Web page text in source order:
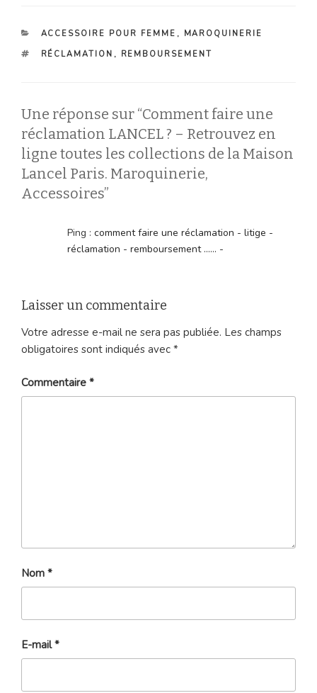
CATÉGORIES
ACCESSOIRE POUR FEMME , MAROQUINERIE
ÉTIQUETTES
RÉCLAMATION , REMBOURSEMENT
Une réponse sur “Comment faire une
réclamation LANCEL ? – Retrouvez en
ligne toutes les collections de la Maison
Lancel Paris. Maroquinerie,
Accessoires”
Ping : comment faire une réclamation - litige -
réclamation - remboursement ...... -
Laisser un commentaire
Votre adresse e-mail ne sera pas publiée. Les champs
obligatoires sont indiqués avec *
Commentaire *
Nom *
E-mail*